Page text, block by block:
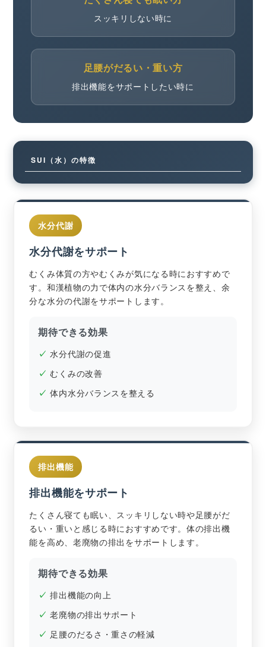
スッキリしない時に
足腰がだるい・重い方
排出機能をサポートしたい時に
SUI（水）の特徴
水分代謝
水分代謝をサポート
むくみ体質の方やむくみが気になる時におすすめで
す。和漢植物の力で体内の水分バランスを整え、余
分な水分の代謝をサポートします。
期待できる効果
水分代謝の促進
むくみの改善
体内水分バランスを整える
排出機能
排出機能をサポート
たくさん寝ても眠い、スッキリしない時や足腰がだ
るい・重いと感じる時におすすめです。体の排出機
能を高め、老廃物の排出をサポートします。
期待できる効果
排出機能の向上
老廃物の排出サポート
足腰のだるさ・重さの軽減